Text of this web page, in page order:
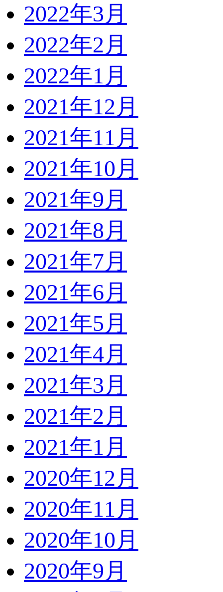
2022年3月
2022年2月
2022年1月
2021年12月
2021年11月
2021年10月
2021年9月
2021年8月
2021年7月
2021年6月
2021年5月
2021年4月
2021年3月
2021年2月
2021年1月
2020年12月
2020年11月
2020年10月
2020年9月